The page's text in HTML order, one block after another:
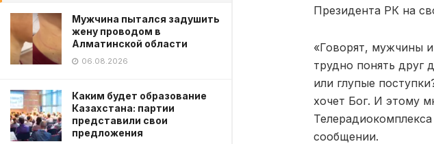
Мужчина пытался задушить
жену проводом в
Алматинской области
06.08.2026
Каким будет образование
Казахстана: партии
представили свои
предложения
Президента РК на
«Говорят, мужчины
трудно понять друг
или глупые
хочет Бог. И этому
сообщении.